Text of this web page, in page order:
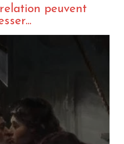
peuvent